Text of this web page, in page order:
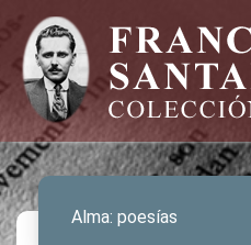
Alma: poesías